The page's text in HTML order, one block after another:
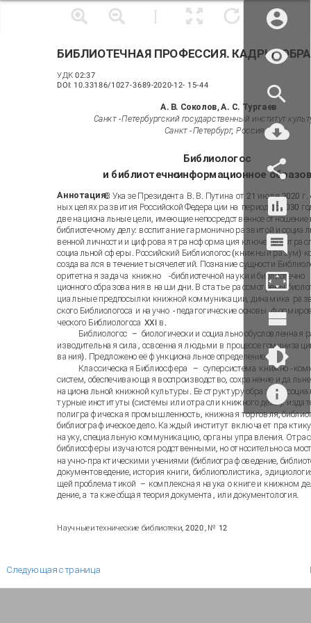
Научныеитехнические библиотеки, 2020, № 12
БИБЛИОТЕЧНАЯ ПРОФЕССИЯ. КАДРЫ.
УДК 02:37
DOI: 10.33186/1027-3689-2020-12- 15-44
А. В. Соколов, А. С. Тургаев
Санкт -Петербургский государственный институт
Санкт -Петербург, Россия
Библиологос
и библиотечно
-информационное
Аннотация:
В Указе Президента В. В. Путина от 21 июля 2020
ных целях развития Российской Федерации на период до 2030
две национальные цели, имеющие непосредственное отношение
библиотечному делу: воспитание гармонично развитой и
венной личности и цифровая трансформация ключевых
социальной сферы. Российский Библиологос (книжный разум)
создавался в течение тысячелетий. Познание сущности
оритетная задача книжно
-библиотечной науки и библиотечно
ционного образования в наши дни. В статье рассмотрены
циальные предпосылки книжной коммуникации, динамика
ского Библиологоса и научно - педагогические основы
ческого Библиологоса XXI в.
Библиологос – биологически и социально обусловленная
изводительная сила, освоенная людьми в процессе
вания). Предложено её функциональное определение.
Классическая Библиосфера
– суперсистема книжно -
систем, обеспечивающая воспроизводство, сохранение и
национальной книжной культуры. Её структуру образуют
турные институты (системы или отрасли книжного дела):
полиграфическая промышленность, книжная торговля,
библиографическое дело. Каждый институт включает
науку, специальную коммуникацию, органы управления.
библиосферы изучаются родственными, но относительно
научно-практическими учениями (библиографоведение,
документоведение, история книги, библиополистика,
щей проблематикой – комплексная наука о книге и книжном
дение, а такжеобщая теория документа, или документология.
Следующая страница